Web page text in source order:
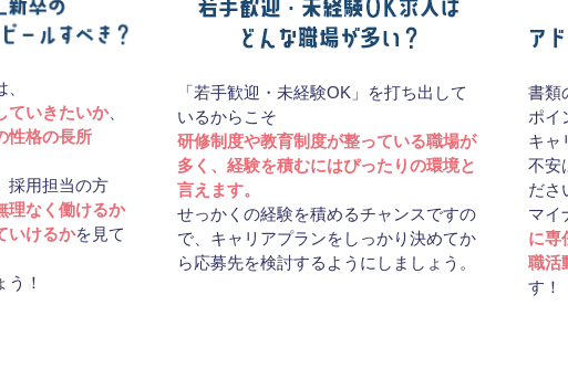
ていきたいか、
性格の長所
採用担当の方
理なく働けるか
いけるかを見て
！
「若手歓迎・未経験OK」を打ち出して
いるからこそ
研修制度や教育制度が整っている職場が
多く、経験を積むにはぴったりの環境と
言えます。
せっかくの経験を積めるチャンスですの
で、キャリアプランをしっかり決めてか
ら応募先を検討するようにしましょう。
書類
ポイ
キャ
不安
ださ
マイ
に専
職活
す！